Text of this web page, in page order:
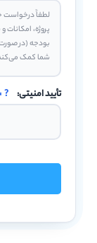
تأیید امنیتی: ?